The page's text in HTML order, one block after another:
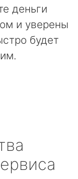
деньги
и уверены
будет